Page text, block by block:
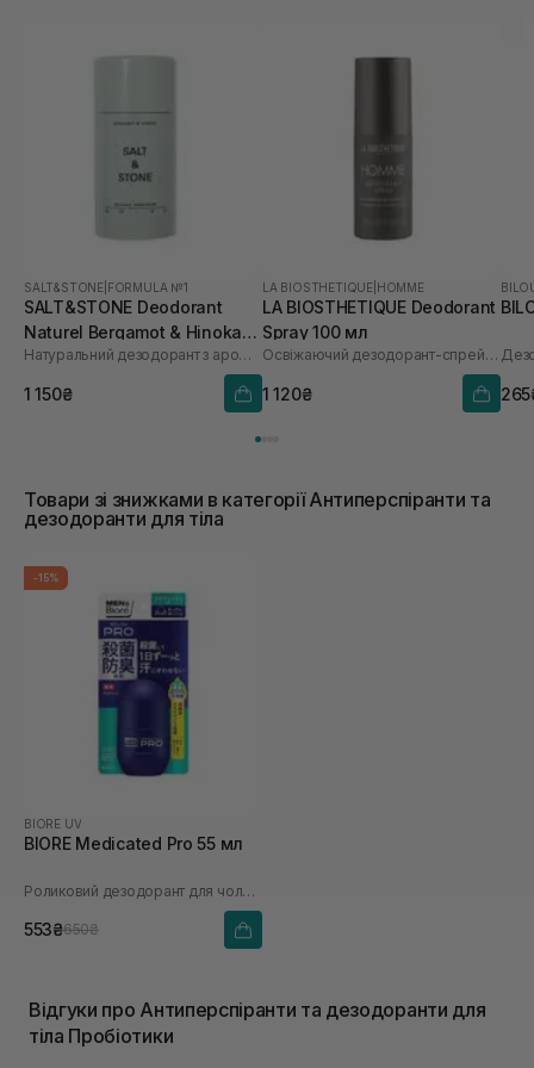
SALT&STONE FORMULA №1
SALT&STONE Deodorant
Naturel Bergamot & Hinoka
Formula №1 75 г
Натуральний дезодорант з ароматом бергамота і хіноки
1 150₴
LA BIOSTHETIQUE HOMME
LA BIOSTHETIQUE Deodorant
Spray 100 мл
Освіжаючий дезодорант-спрей тривалої дії
1 120₴
Товари зі знижками в категорії Антиперспіранти та
дезодоранти для тіла
-15%
BIORE UV
BIORE Medicated Pro 55 мл
Роликовий дезодорант для чоловіків
553₴650₴
Відгуки про Антиперспіранти та дезодоранти для
тіла Пробіотики